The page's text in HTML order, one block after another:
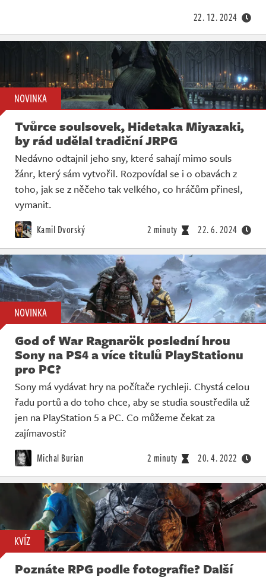
22. 12. 2024
NOVINKA
Tvůrce soulsovek, Hidetaka Miyazaki,
by rád udělal tradiční JRPG
Nedávno odtajnil jeho sny, které sahají mimo souls
žánr, který sám vytvořil. Rozpovídal se i o obavách z
toho, jak se z něčeho tak velkého, co hráčům přinesl,
vymanit.
Kamil Dvorský 2 minuty 22. 6. 2024
NOVINKA
God of War Ragnarök poslední hrou
Sony na PS4 a více titulů PlayStationu
pro PC?
Sony má vydávat hry na počítače rychleji. Chystá celou
řadu portů a do toho chce, aby se studia soustředila už
jen na PlayStation 5 a PC. Co můžeme čekat za
zajímavosti?
Michal Burian 2 minuty 20. 4. 2022
KVÍZ
Poznáte RPG podle fotografie? Další